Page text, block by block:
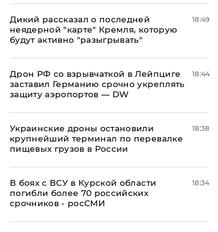
Дикий рассказал о последней
неядерной "карте" Кремля, которую
будут активно "разыгрывать"
18:49
​Дрон РФ со взрывчаткой в Лейпциге
заставил Германию срочно укреплять
защиту аэропортов — DW
18:44
Украинские дроны остановили
крупнейший терминал по перевалке
пищевых грузов в России
18:38
В боях с ВСУ в Курской области
погибли более 70 российских
срочников - росСМИ
18:34